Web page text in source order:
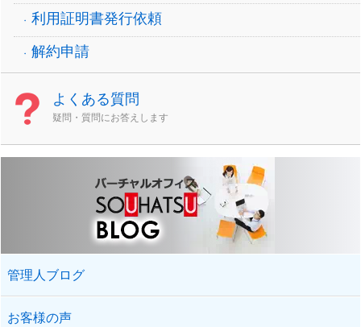
利用証明書発行依頼
解約申請
よくある質問
疑問・質問にお答えします
管理人ブログ
お客様の声